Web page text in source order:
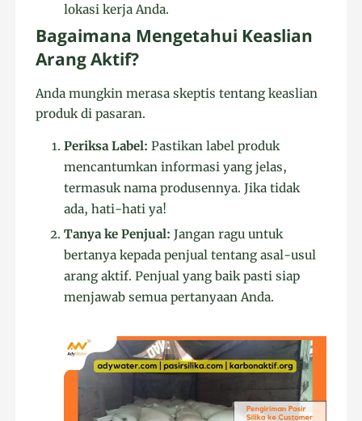
lokasi kerja Anda.
Bagaimana Mengetahui Keaslian
Arang Aktif?
Anda mungkin merasa skeptis tentang keaslian
produk di pasaran.
Periksa Label: Pastikan label produk
mencantumkan informasi yang jelas,
termasuk nama produsennya. Jika tidak
ada, hati-hati ya!
Tanya ke Penjual: Jangan ragu untuk
bertanya kepada penjual tentang asal-usul
arang aktif. Penjual yang baik pasti siap
menjawab semua pertanyaan Anda.